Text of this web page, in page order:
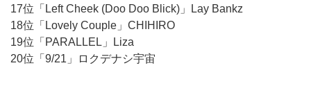
17位「Left Cheek (Doo Doo Blick)」Lay Bankz
18位「Lovely Couple」CHIHIRO
19位「PARALLEL」Liza
20位「9/21」ロクデナシ宇宙